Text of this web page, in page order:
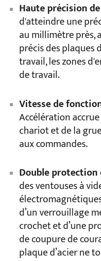
Haute précision
d'atteindre une
au millimètre près,
précis des plaques
travail, les zones
de travail.
Vitesse de
Accélération
chariot et de la
aux commandes.
Double protection
des ventouses à
d’un verrouillage
crochet et d’une
de coupure de
plaque d’acier ne